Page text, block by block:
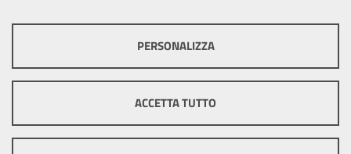
ottimale per ogni utente. Essi non raccolgono i tuoi dati e le tue
informazioni di navigazione per scopi di marketing e profilazione, e
pertanto possono essere utilizzati senza bisogno di acquisire il tuo
PERSONALIZZA
ACCETTA TUTTO
Mappa del sito
Cookie